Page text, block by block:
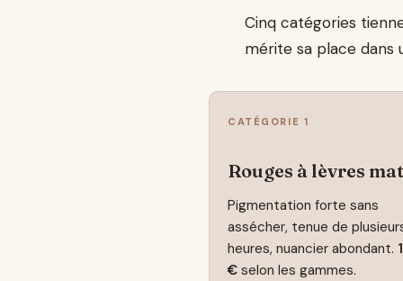
Cinq catégories
mérite sa place dans
CATÉGORIE 1
Rouges à lèvres
Pigmentation forte sans
assécher, tenue de
heures, nuancier abondant.
€ selon les gammes.